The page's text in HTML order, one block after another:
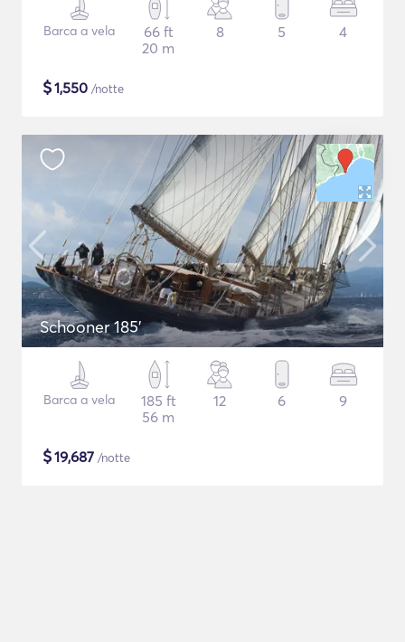
Barca a vela
66 ft
20 m
8 5 4
$1,550 /notte
Schooner 185'
Barca a vela
185 ft
56 m
12 6 9
$19,687 /notte